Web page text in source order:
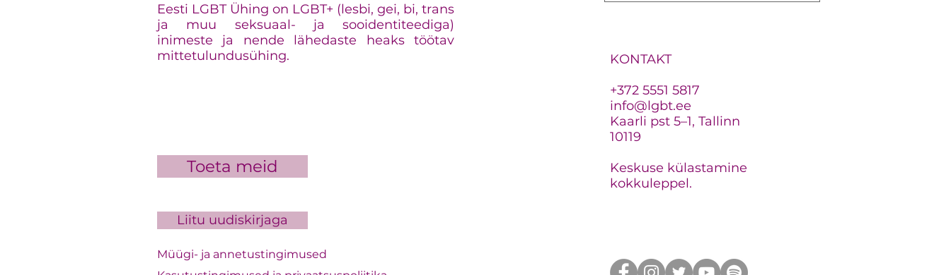
Eesti LGBT Ühing on LGBT+ (lesbi, gei, bi, trans
ja muu seksuaal- ja sooidentiteediga)
inimeste ja nende lähedaste heaks töötav
mittetulundusühing.
Toeta meid
KONTAKT
+372 5551 5817
info@lgbt.ee
Kaarli pst 5–1, Tallinn
10119
Keskuse külastamine
kokkuleppel.
Liitu uudiskirjaga
Müügi- ja annetustingimused